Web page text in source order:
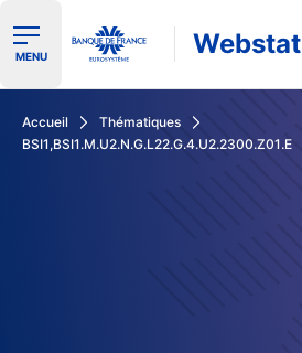
Ouvrir le menu de navigation
MENU Webstat
Accueil
Thématiques
BSI1,BSI1.M.U2.N.G.L22.G.4.U2.2300.Z01.E